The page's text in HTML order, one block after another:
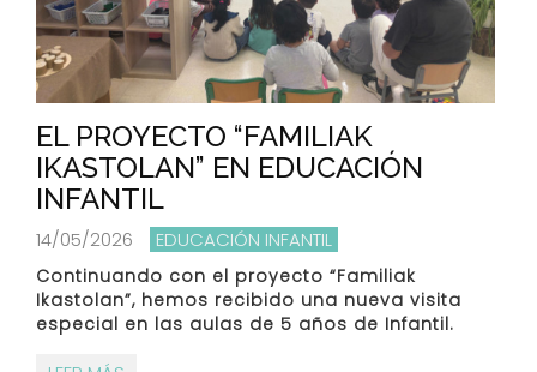
EL PROYECTO “FAMILIAK
IKASTOLAN” EN EDUCACIÓN
INFANTIL
14/05/2026 EDUCACIÓN INFANTIL
Continuando con el proyecto “Familiak
Ikastolan”, hemos recibido una nueva visita
especial en las aulas de 5 años de Infantil.